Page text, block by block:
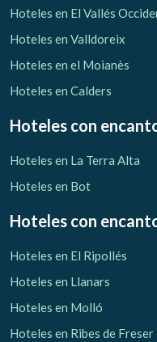
Hoteles en El Vallés
Hoteles en Valldoreix
Hoteles en el Moianès
Hoteles en Calders
Hoteles con
Hoteles en La Terra Alta
Hoteles en Bot
Hoteles con
Hoteles en El Ripollés
Hoteles en Llanars
Hoteles en Molló
Hoteles en Ribes de Freser